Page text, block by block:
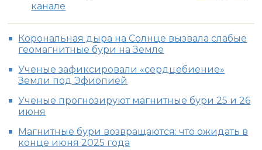
канале
Корональная дыра на Солнце вызвала слабые
геомагнитные бури на Земле
Ученые зафиксировали «сердцебиение»
Земли под Эфиопией
Ученые прогнозируют магнитные бури 25 и 26
июня
Магнитные бури возвращаются: что ожидать в
конце июня 2025 года